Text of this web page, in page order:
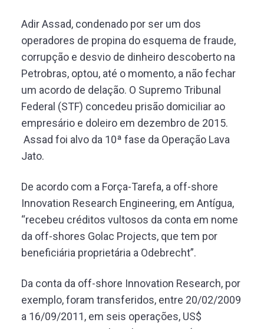
Adir Assad, condenado por ser um dos
operadores de propina do esquema de fraude,
corrupção e desvio de dinheiro descoberto na
Petrobras, optou, até o momento, a não fechar
um acordo de delação. O Supremo Tribunal
Federal (STF) concedeu prisão domiciliar ao
empresário e doleiro em dezembro de 2015.
Assad foi alvo da 10ª fase da Operação Lava
Jato.
De acordo com a Força-Tarefa, a off-shore
Innovation Research Engineering, em Antígua,
“recebeu créditos vultosos da conta em nome
da off-shores Golac Projects, que tem por
beneficiária proprietária a Odebrecht”.
Da conta da off-shore Innovation Research, por
exemplo, foram transferidos, entre 20/02/2009
a 16/09/2011, em seis operações, US$